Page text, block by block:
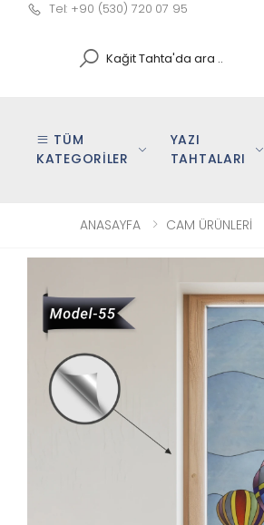
Tel: +90 (530) 720 07 95
TÜM
KATEGORİLER
YAZI
TAHTALARI
ANASAYFA CAM ÜRÜNLERİ